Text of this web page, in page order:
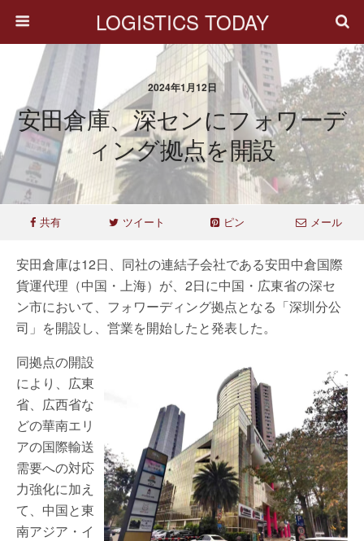
LOGISTICS TODAY
2024年1月12日
安田倉庫、深センにフォワーデ
ィング拠点を開設
共有 ツイート ピン メール
安田倉庫は12日、同社の連結子会社である安田中倉国際
貨運代理（中国・上海）が、2日に中国・広東省の深セ
ン市において、フォワーディング拠点となる「深圳分公
司」を開設し、営業を開始したと発表した。
同拠点の開設
により、広東
省、広西省な
どの華南エリ
アの国際輸送
需要への対応
力強化に加え
て、中国と東
南アジア・イ